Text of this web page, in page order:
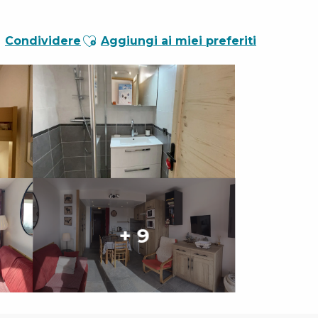
Condividere Ajouter aux favoris
Aggiungi ai miei preferiti
+ 9